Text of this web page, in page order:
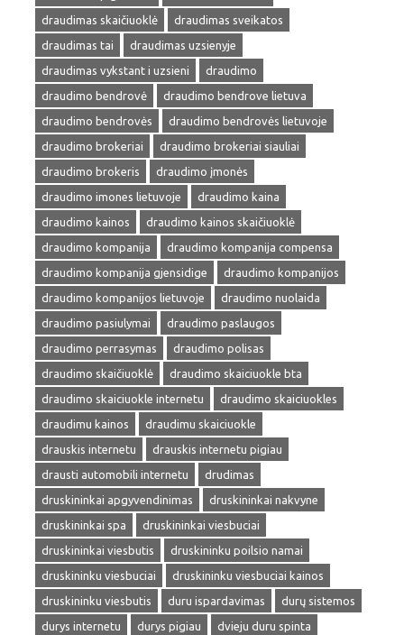
draudimas skaičiuoklė
draudimas sveikatos
draudimas tai
draudimas uzsienyje
draudimas vykstant i uzsieni
draudimo
draudimo bendrovė
draudimo bendrove lietuva
draudimo bendrovės
draudimo bendrovės lietuvoje
draudimo brokeriai
draudimo brokeriai siauliai
draudimo brokeris
draudimo įmonės
draudimo imones lietuvoje
draudimo kaina
draudimo kainos
draudimo kainos skaičiuoklė
draudimo kompanija
draudimo kompanija compensa
draudimo kompanija gjensidige
draudimo kompanijos
draudimo kompanijos lietuvoje
draudimo nuolaida
draudimo pasiulymai
draudimo paslaugos
draudimo perrasymas
draudimo polisas
draudimo skaičiuoklė
draudimo skaiciuokle bta
draudimo skaiciuokle internetu
draudimo skaiciuokles
draudimu kainos
draudimu skaiciuokle
drauskis internetu
drauskis internetu pigiau
drausti automobili internetu
drudimas
druskininkai apgyvendinimas
druskininkai nakvyne
druskininkai spa
druskininkai viesbuciai
druskininkai viesbutis
druskininku poilsio namai
druskininku viesbuciai
druskininku viesbuciai kainos
druskininku viesbutis
duru ispardavimas
durų sistemos
durys internetu
durys pigiau
dvieju duru spinta